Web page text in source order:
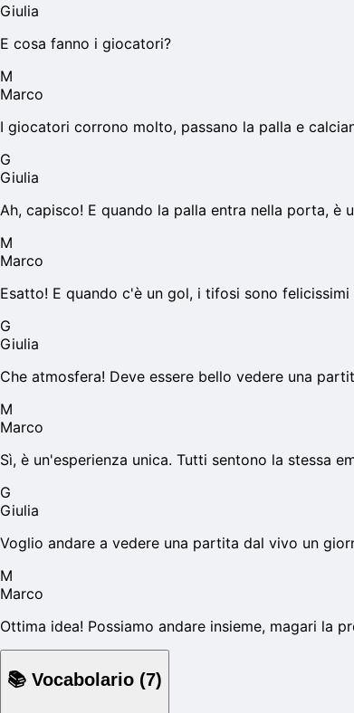
Giulia
E cosa fanno i giocatori?
M
Marco
I giocatori corrono molto, passano la palla e
G
Giulia
Ah, capisco! E quando la palla entra nella porta, è
M
Marco
Esatto! E quando c'è un gol, i tifosi sono
G
Giulia
Che atmosfera! Deve essere bello vedere una
M
Marco
Sì, è un'esperienza unica. Tutti sentono la stessa
G
Giulia
Voglio andare a vedere una partita dal vivo un
M
Marco
Ottima idea! Possiamo andare insieme, magari la
📚 Vocabolario (7)